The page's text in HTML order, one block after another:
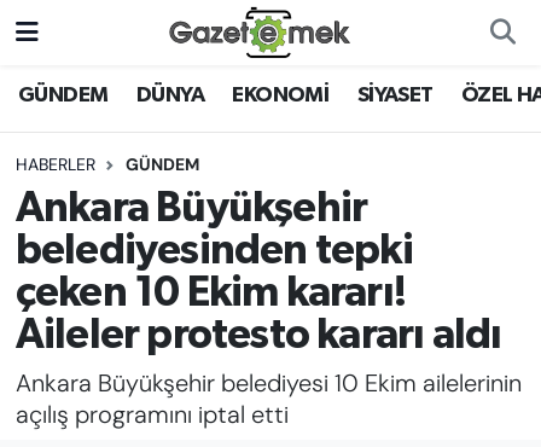
GÜNDEM DÜNYA EKONOMİ SİYASET ÖZEL
HABERLER GÜNDEM
Ankara Büyükşehir
belediyesinden tepki
çeken 10 Ekim kararı!
Aileler protesto kararı aldı
Ankara Büyükşehir belediyesi 10 Ekim ailelerinin
açılış programını iptal etti
DÜNYA
EKONOMİ
EMEK HABERLERİ
YENİ MEDYADA EMEK
GAZETECİLİĞİNİ GELİŞTİRMEK
FAYDALI BİLGİLER
GÜNDEM
Nöbetçi Eczaneler
Hava Durumu
İstanbul Namaz Vakitleri
Trafik Durumu
Süper Lig Puan Durumu ve Fikstür
Tüm Manşetler